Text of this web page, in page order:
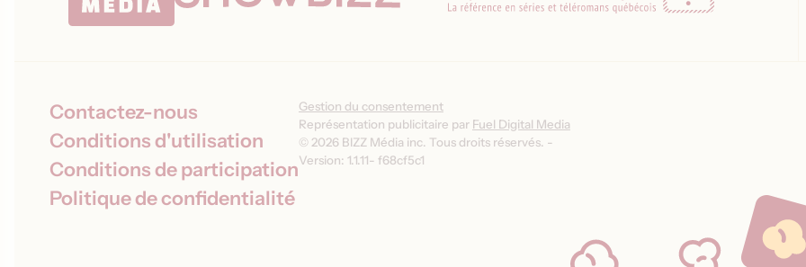
Contactez-nous
Conditions d'utilisation
Conditions de participation
Politique de confidentialité
Gestion du consentement
Représentation publicitaire par Fuel Digital Media
© 2026 BIZZ Média inc. Tous droits réservés. -
Version: 1.1.11- f68cf5c1